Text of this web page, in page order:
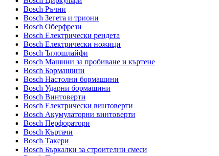
Bosch Ръчни
Bosch Зегета и триони
Bosch Оберфрези
Bosch Електрически рендета
Bosch Електрически ножици
Bosch Ъглошлайфи
Bosch Машини за пробиване и къртене
Bosch Бормашини
Bosch Настолни бормашини
Bosch Ударни бормашини
Bosch Винтоверти
Bosch Електрически винтоверти
Bosch Акумулаторни винтоверти
Bosch Перфоратори
Bosch Къртачи
Bosch Такери
Bosch Бъркалки за строителни смеси